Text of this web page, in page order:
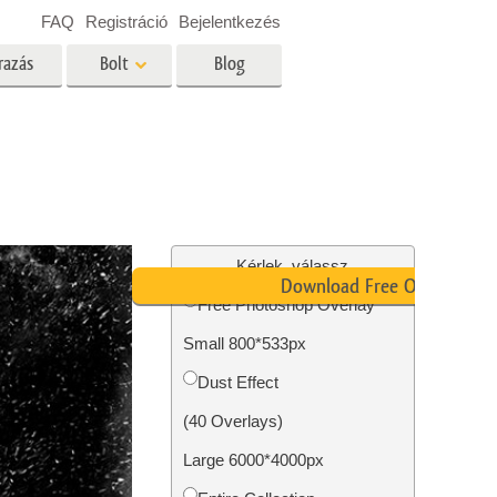
Szolgáltatások
Fotó -helyreállítási szolgáltatások
Bolt Blog
FAQ Registráció Bejelentkezés
Kérlek, válassz
Free Photoshop Overlay
Small 800*533px
Dust Effect
(40 Overlays)
Large 6000*4000px
Download Free Overlay